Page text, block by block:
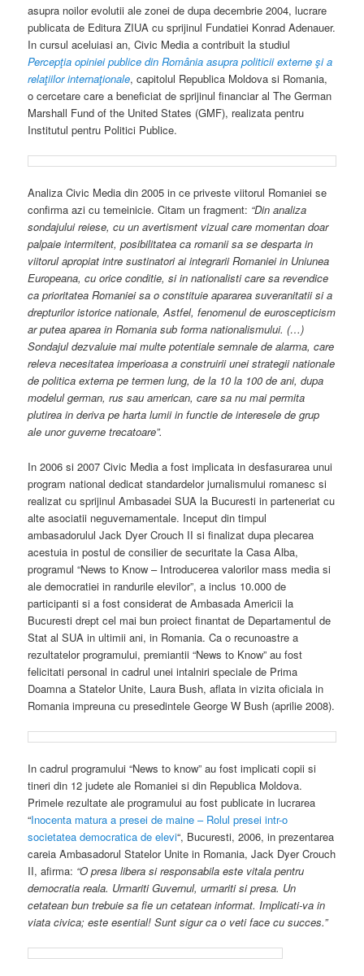
asupra noilor evolutii ale zonei de dupa decembrie 2004, lucrare
publicata de Editura ZIUA cu sprijinul Fundatiei Konrad Adenauer.
In cursul aceluiasi an, Civic Media a contribuit la studiul
Percepţia opiniei publice din România asupra politicii externe şi a
relaţiilor internaţionale, capitolul Republica Moldova si Romania,
o cercetare care a beneficiat de sprijinul financiar al The German
Marshall Fund of the United States (GMF), realizata pentru
Institutul pentru Politici Publice.
Analiza Civic Media din 2005 in ce priveste viitorul Romaniei se
confirma azi cu temeinicie. Citam un fragment: “Din analiza
sondajului reiese, cu un avertisment vizual care momentan doar
palpaie intermitent, posibilitatea ca romanii sa se desparta in
viitorul apropiat intre sustinatori ai integrarii Romaniei in Uniunea
Europeana, cu orice conditie, si in nationalisti care sa revendice
ca prioritatea Romaniei sa o constituie apararea suveranitatii si a
drepturilor istorice nationale, Astfel, fenomenul de euroscepticism
ar putea aparea in Romania sub forma nationalismului. (…)
Sondajul dezvaluie mai multe potentiale semnale de alarma, care
releva necesitatea imperioasa a construirii unei strategii nationale
de politica externa pe termen lung, de la 10 la 100 de ani, dupa
modelul german, rus sau american, care sa nu mai permita
plutirea in deriva pe harta lumii in functie de interesele de grup
ale unor guverne trecatoare”.
In 2006 si 2007 Civic Media a fost implicata in desfasurarea unui
program national dedicat standardelor jurnalismului romanesc si
realizat cu sprijinul Ambasadei SUA la Bucuresti in parteneriat cu
alte asociatii neguvernamentale. Inceput din timpul
ambasadorulul Jack Dyer Crouch II si finalizat dupa plecarea
acestuia in postul de consilier de securitate la Casa Alba,
programul “News to Know – Introducerea valorilor mass media si
ale democratiei in randurile elevilor”, a inclus 10.000 de
participanti si a fost considerat de Ambasada Americii la
Bucuresti drept cel mai bun proiect finantat de Departamentul de
Stat al SUA in ultimii ani, in Romania. Ca o recunoastre a
rezultatelor programului, premiantii “News to Know” au fost
felicitati personal in cadrul unei intalniri speciale de Prima
Doamna a Statelor Unite, Laura Bush, aflata in vizita oficiala in
Romania impreuna cu presedintele George W Bush (aprilie 2008).
In cadrul programului “News to know” au fost implicati copii si
tineri din 12 judete ale Romaniei si din Republica Moldova.
Primele rezultate ale programului au fost publicate in lucrarea
“Inocenta matura a presei de maine – Rolul presei intr-o
societatea democratica de elevi“, Bucuresti, 2006, in prezentarea
careia Ambasadorul Statelor Unite in Romania, Jack Dyer Crouch
II, afirma: “O presa libera si responsabila este vitala pentru
democratia reala. Urmariti Guvernul, urmariti si presa. Un
cetatean bun trebuie sa fie un cetatean informat. Implicati-va in
viata civica; este esential! Sunt sigur ca o veti face cu succes.”